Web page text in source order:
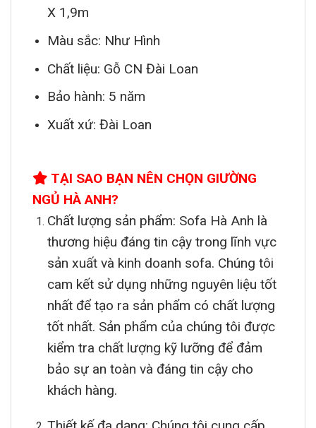
X 1,9m
Màu sắc: Như Hình
Chất liệu: Gỗ CN Đài Loan
Bảo hành: 5 năm
Xuất xứ: Đài Loan
TẠI SAO BẠN NÊN CHỌN GIƯỜNG
NGỦ HÀ ANH?
Chất lượng sản phẩm: Sofa Hà Anh là
thương hiệu đáng tin cậy trong lĩnh vực
sản xuất và kinh doanh sofa. Chúng tôi
cam kết sử dụng những nguyên liệu tốt
nhất để tạo ra sản phẩm có chất lượng
tốt nhất. Sản phẩm của chúng tôi được
kiểm tra chất lượng kỹ lưỡng để đảm
bảo sự an toàn và đáng tin cậy cho
khách hàng.